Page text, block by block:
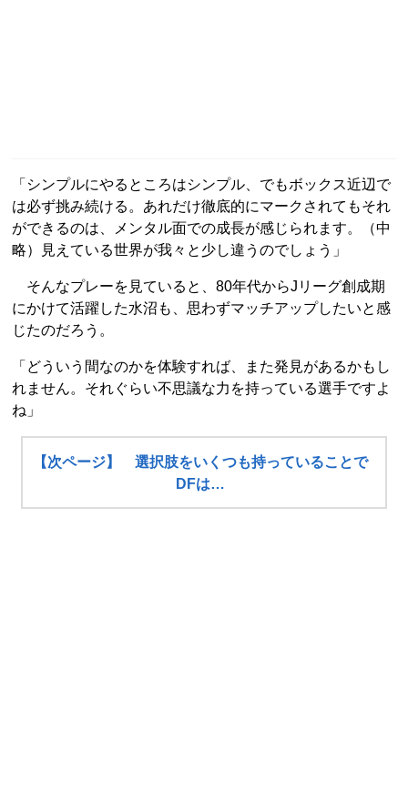
「シンプルにやるところはシンプル、でもボックス近辺で
は必ず挑み続ける。あれだけ徹底的にマークされてもそれ
ができるのは、メンタル面での成長が感じられます。（中
略）見えている世界が我々と少し違うのでしょう」
そんなプレーを見ていると、80年代からJリーグ創成期
にかけて活躍した水沼も、思わずマッチアップしたいと感
じたのだろう。
「どういう間なのかを体験すれば、また発見があるかもし
れません。それぐらい不思議な力を持っている選手ですよ
ね」
【次ページ】 選択肢をいくつも持っていることで
DFは…